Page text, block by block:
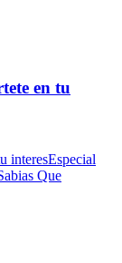
en tu
interesEspecial
Que